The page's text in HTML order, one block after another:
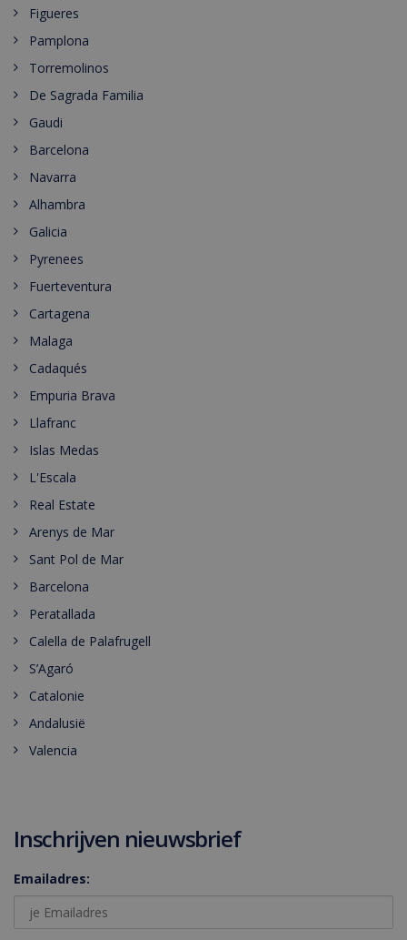
Figueres
Pamplona
Torremolinos
De Sagrada Familia
Gaudi
Barcelona
Navarra
Alhambra
Galicia
Pyrenees
Fuerteventura
Cartagena
Malaga
Cadaqués
Empuria Brava
Llafranc
Islas Medas
L'Escala
Real Estate
Arenys de Mar
Sant Pol de Mar
Barcelona
Peratallada
Calella de Palafrugell
S’Agaró
Catalonie
Andalusië
Valencia
Inschrijven nieuwsbrief
Emailadres: